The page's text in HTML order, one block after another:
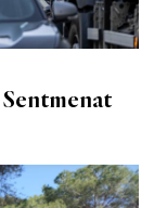
Sentmenat